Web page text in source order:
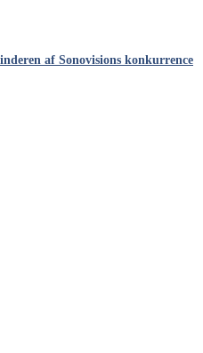
af Sonovisions konkurrence